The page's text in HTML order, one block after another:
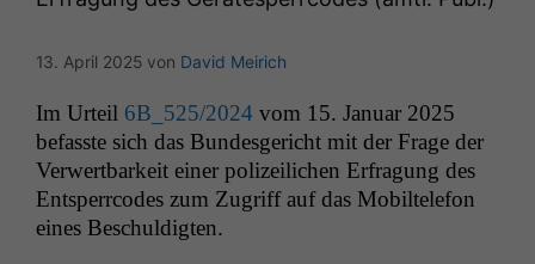
13. April 2025 von David Meirich
Im Urteil 6B_525/2024 vom 15. Jan­u­ar 2025
befasste sich das Bun­des­gericht mit der Frage der
Ver­w­ert­barkeit ein­er polizeilichen Erfra­gung des
Entsper­rcodes zum Zugriff auf das Mobil­tele­fon
eines Beschuldigten.